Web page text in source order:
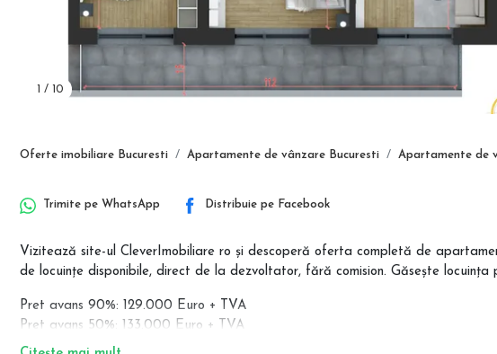
/ 10
Oferte imobiliare Bucuresti Apartamente de vânzare Bucuresti Apartamente de
Trimite pe WhatsApp Distribuie pe Facebook
Vizitează site-ul CleverImobiliare ro și descoperă oferta completă de
de locuințe disponibile, direct de la dezvoltator, fără comision. Găsește
Pret avans 90%: 129.000 Euro + TVA
Pret avans 50%: 133.000 Euro + TVA
Pret avans 20%: 137.000 Euro + TVA